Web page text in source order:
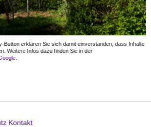
Button erklären Sie sich damit einverstanden, dass Inhalte
Weitere Infos dazu finden Sie in der
Kontakt